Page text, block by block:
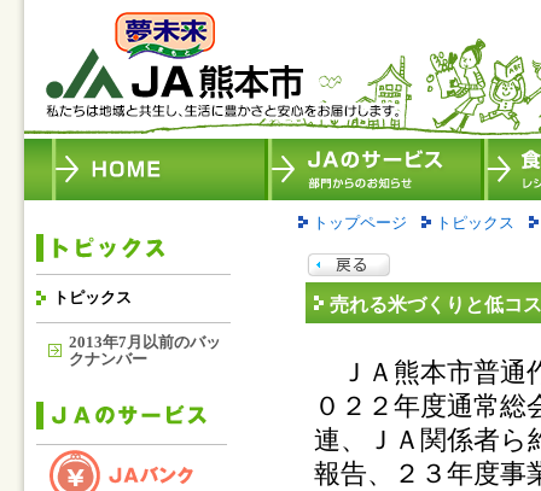
トピックス
2013年7月以前のバッ
クナンバー
トップページ トピックス
売れる米づくりと低コ
ＪＡ熊本市普通
０２２年度通常
連、ＪＡ関係者ら
報告、２３年度事